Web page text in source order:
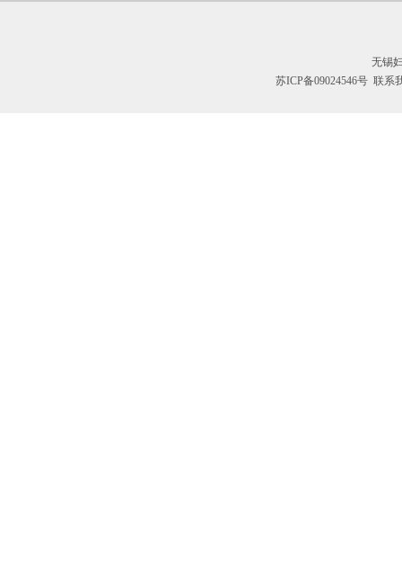
无锡
苏ICP备09024546号 联系